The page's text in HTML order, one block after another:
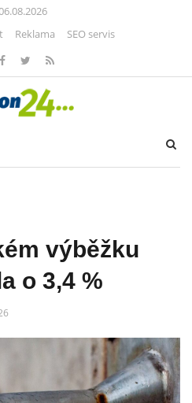
Reklama SEO servis
výběžku
o 3,4 %